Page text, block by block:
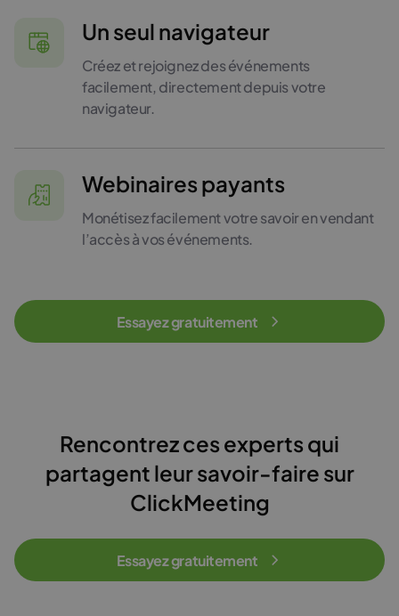
Un seul navigateur
Créez et rejoignez des événements
facilement, directement depuis votre
navigateur.
Webinaires payants
Monétisez facilement votre savoir en vendant
l’accès à vos événements.
Essayez gratuitement
Rencontrez ces experts qui
partagent leur savoir-faire sur
ClickMeeting
Essayez gratuitement